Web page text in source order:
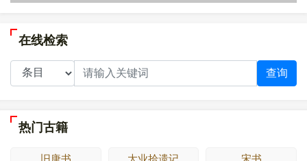
在线检索
查询
热门古籍
旧唐书 大业拾遗记 宋书